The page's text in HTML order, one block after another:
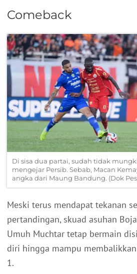
Comeback
Di sisa dua partai, sudah tidak
mengejar Persib. Sebab, Macan
angka dari Maung Bandung. (Dok
Meski terus mendapat tekanan
pertandingan, skuad asuhan
Umuh Muchtar tetap bermain
diri hingga mampu
1.